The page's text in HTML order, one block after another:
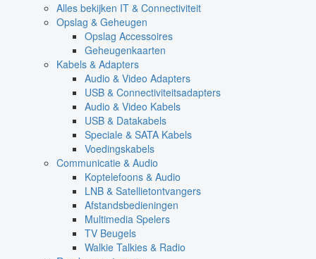
Alles bekijken IT & Connectiviteit
Opslag & Geheugen
Opslag Accessoires
Geheugenkaarten
Kabels & Adapters
Audio & Video Adapters
USB & Connectiviteitsadapters
Audio & Video Kabels
USB & Datakabels
Speciale & SATA Kabels
Voedingskabels
Communicatie & Audio
Koptelefoons & Audio
LNB & Satellietontvangers
Afstandsbedieningen
Multimedia Spelers
TV Beugels
Walkie Talkies & Radio